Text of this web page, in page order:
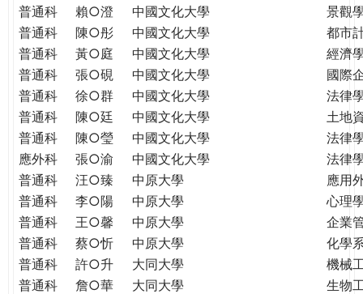
普通科
賴○澄 中國文化大學
景觀
普通科
陳○彤 中國文化大學
都市
普通科
黃○庭 中國文化大學
經濟
普通科
張○硯 中國文化大學
國際
普通科
徐○群 中國文化大學
法律
普通科
陳○廷 中國文化大學
土地
普通科
陳○瑩 中國文化大學
法律
應外科
張○渝 中國文化大學
法律
普通科
汪○臻 中原大學
應用
普通科
李○陽 中原大學
心理
普通科
王○馨 中原大學
企業
普通科
蔡○忻 中原大學
化學
普通科
許○升 大同大學
機械
普通科
詹○華 大同大學
生物